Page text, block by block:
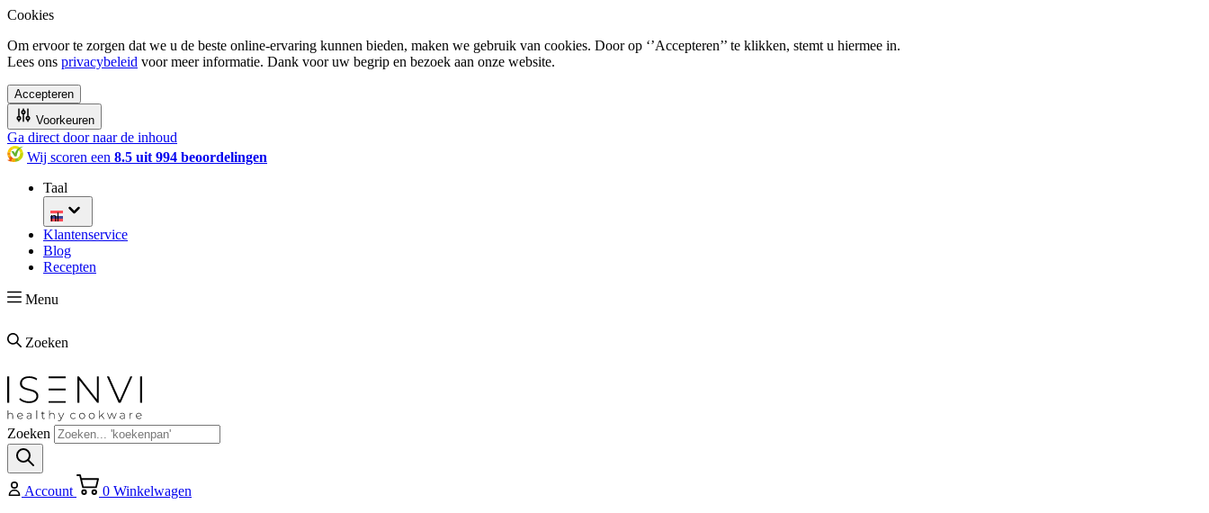
Cookies
Om ervoor te zorgen dat we u de beste online-ervaring kunnen bieden, maken we gebruik van cookies. Door op ‘’Accepteren’’ te klikken, stemt u hiermee in.
Lees ons privacybeleid voor meer informatie. Dank voor uw begrip en bezoek aan onze website.
Accepteren
Voorkeuren
Ga direct door naar de inhoud
Wij scoren een 8.5 uit 994 beoordelingen
Taal
nl
Klantenservice
Blog
Recepten
Menu
Zoeken
Zoeken
Account 0 Winkelwagen